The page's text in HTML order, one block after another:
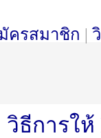
ครสมาชิก |
วิธีการให้